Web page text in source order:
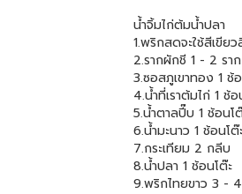
น้ำจิ้มไก่ต้มน้ำปลา
1.พริกสดจะใช้สีเขีย
2.รากผักชี 1 - 2 ราก
3.ซอสภูเขาทอง 1 ช้
4.น้ำที่เราต้มไก่ 1 ช้อ
5.น้ำตาลปี๊บ 1 ช้อนโ
6.น้ำมะนาว 1 ช้อนโต๊
7.กระเทียม 2 กลีบ
8.น้ำปลา 1 ช้อนโต๊ะ
9.พริกไทยขาว 3 -